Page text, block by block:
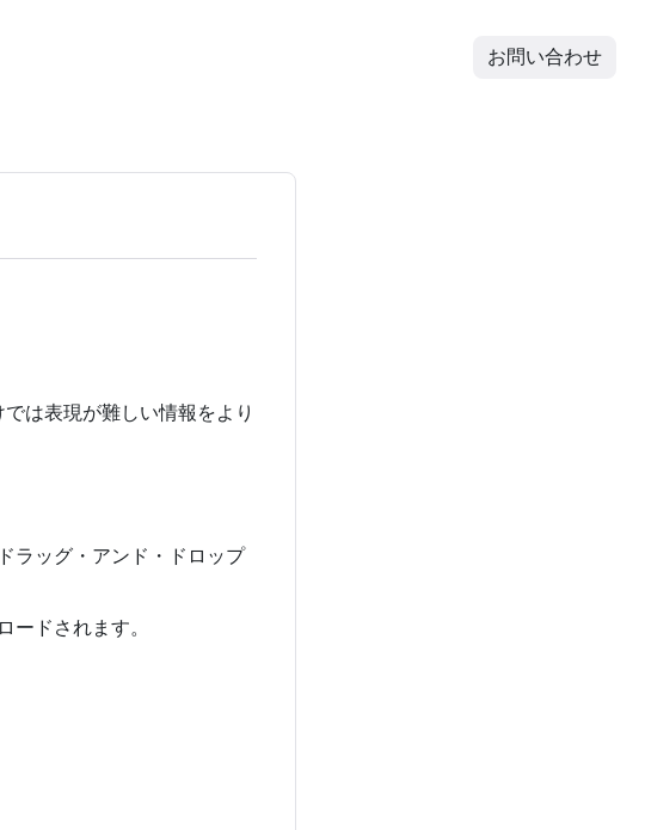
お問い合わせ
は表現が難しい情報をより
ラッグ・アンド・ドロップ
ードされます。